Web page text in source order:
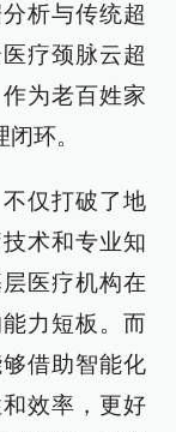
析与传统超
疗颈脉云超
为老百姓家
环。
仅打破了地
术和专业知
医疗机构在
力短板。而
借助智能化
效率，更好